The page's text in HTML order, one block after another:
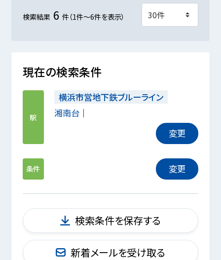
検索結果 6 件（1件～6件を表示）
現在の検索条件
駅
横浜市営地下鉄ブルーライン
湘南台
変更
条件 変更
検索条件を保存する
新着メールを受け取る